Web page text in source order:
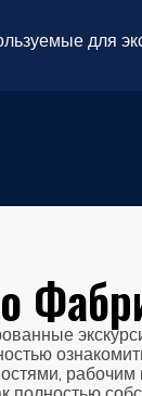
для
рабочим